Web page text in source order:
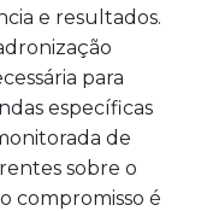
e resultados.
para
específicas
de
sobre o
compromisso é